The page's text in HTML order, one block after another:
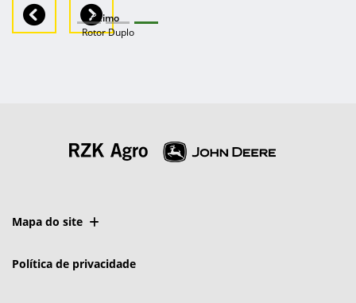
Previous Next
Próximo
Rotor Duplo
Mapa do site
Política de privacidade